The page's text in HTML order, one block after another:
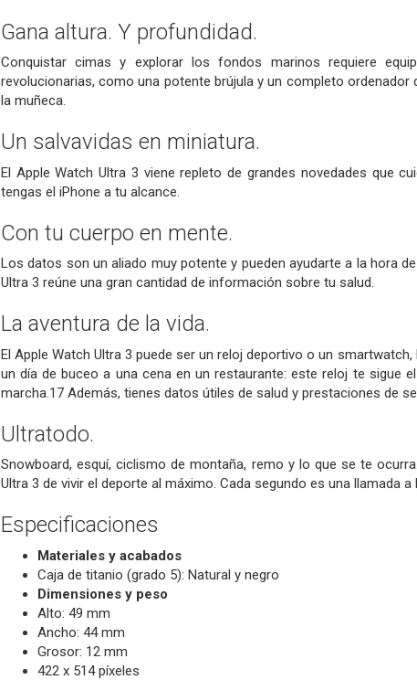
Gana altura. Y profundidad.
Conquistar cimas y explorar los fondos marinos requiere
revolucionarias, como una potente brújula y un completo
la muñeca.
Un salvavidas en miniatura.
El Apple Watch Ultra 3 viene repleto de grandes novedades que
tengas el iPhone a tu alcance.
Con tu cuerpo en mente.
Los datos son un aliado muy potente y pueden ayudarte a la hora
Ultra 3 reúne una gran cantidad de información sobre tu salud.
La aventura de la vida.
El Apple Watch Ultra 3 puede ser un reloj deportivo o un
un día de buceo a una cena en un restaurante: este reloj te sigue
marcha.17 Además, tienes datos útiles de salud y prestaciones de
Ultratodo.
Snowboard, esquí, ciclismo de montaña, remo y lo que se te
Ultra 3 de vivir el deporte al máximo. Cada segundo es una llamada a
Especificaciones
Materiales y acabados
Caja de titanio (grado 5): Natural y negro
Dimensiones y peso
Alto: 49 mm
Ancho: 44 mm
Grosor: 12 mm
422 x 514 píxeles